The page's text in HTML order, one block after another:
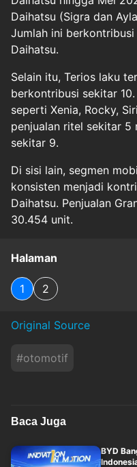
Daihatsu (Sigra dan
Jumlah ini
Daihatsu.
Selain itu, Terios laku
berkontribusi sekitar
seperti Xenia, Rocky,
penjualan ritel sekitar
sekitar 9.
Di sisi lain, segmen
konsisten menjadi
Daihatsu. Penjualan
30.454 unit.
Halaman
1 2
Original Source
#otomotif
Baca Juga
BYD